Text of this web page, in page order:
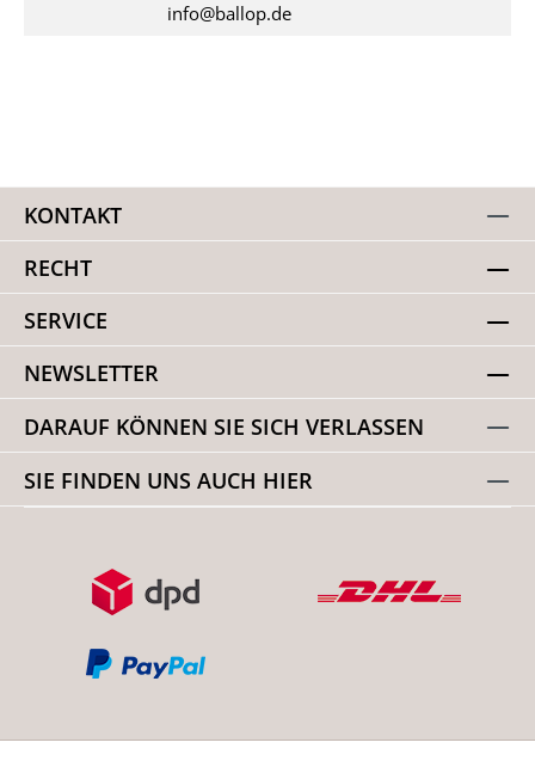
info@ballop.de
KONTAKT
RECHT
SERVICE
NEWSLETTER
DARAUF KÖNNEN SIE SICH VERLASSEN
SIE FINDEN UNS AUCH HIER